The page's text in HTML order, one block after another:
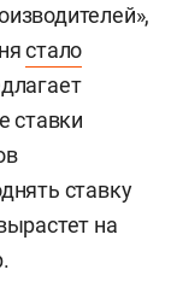
стало
ставки
ставку
на